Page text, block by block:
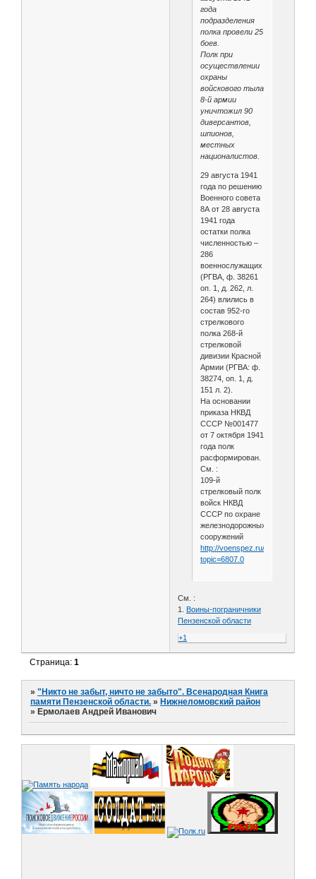
года
подразделения
полка провели 25
боев.
Полк при
осуществлении
охраны
войскового тыла
8-й армии
уничтожил 90
диверсантов,
шпионов,
местных
националистов.
29 августа 1941
года по решению
Военного совета
8А от 28 августа
1941 года
остатки полка
численностью –
286
военнослужащих
(РГВА, ф. 38261
оп. 1, д. 262, л.
264) влились в
состав 952-го
стрелкового
полка 268-й
стрелковой
дивизии Красной
Армии (РГВА: ф.
38274, оп. 1, д.
151 л. 2).
На основании
приказа НКВД
СССР №001477
от 7 октября 1941
года полк
расформирован.
См. :
109-й
стрелковый полк
войск НКВД
СССР по охране
железнодорожных
сооружений
http://voenspez.ru/index.php?
topic=6807.0
См. :
1. Воины-пограничники
Пензенской области
+1
Страница:1
»"Никто не забыт, ничто не забыто". Всенародная Книга
памяти Пензенской области. » Нижнеломовский район
» Ермолаев Андрей Иванович